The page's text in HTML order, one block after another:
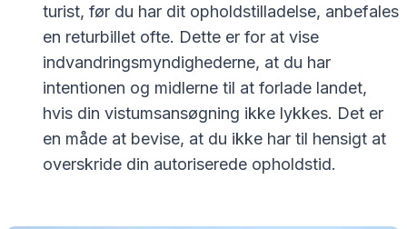
turist, før du har dit opholdstilladelse, anbefales
en returbillet ofte. Dette er for at vise
indvandringsmyndighederne, at du har
intentionen og midlerne til at forlade landet,
hvis din vistumsansøgning ikke lykkes. Det er
en måde at bevise, at du ikke har til hensigt at
overskride din autoriserede opholdstid.